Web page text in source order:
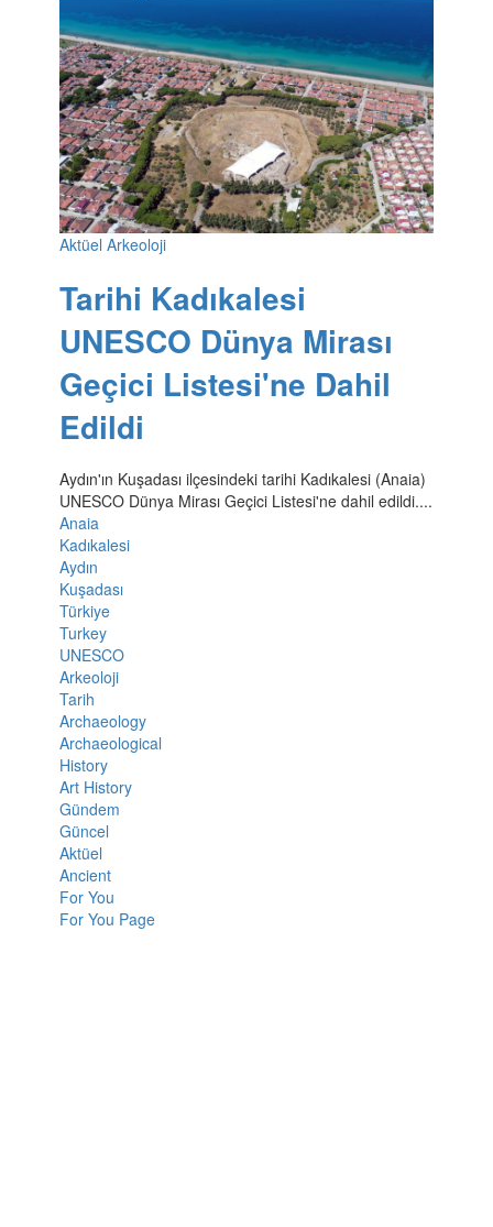
Aktüel Arkeoloji
Tarihi Kadıkalesi
UNESCO Dünya Mirası
Geçici Listesi'ne Dahil
Edildi
Aydın'ın Kuşadası ilçesindeki tarihi Kadıkalesi (Anaia)
UNESCO Dünya Mirası Geçici Listesi'ne dahil edildi....
Anaia
Kadıkalesi
Aydın
Kuşadası
Türkiye
Turkey
UNESCO
Arkeoloji
Tarih
Archaeology
Archaeological
History
Art History
Gündem
Güncel
Aktüel
Ancient
For You
For You Page